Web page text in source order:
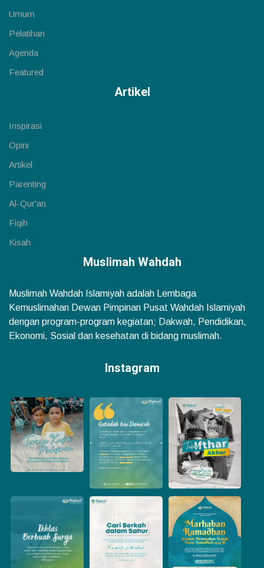
Umum
Pelatihan
Agenda
Featured
Artikel
Inspirasi
Opini
Artikel
Parenting
Al-Qur'an
Fiqih
Kisah
Muslimah Wahdah
Muslimah Wahdah Islamiyah adalah Lembaga
Kemuslimahan Dewan Pimpinan Pusat Wahdah Islamiyah
dengan program-program kegiatan; Dakwah, Pendidikan,
Ekonomi, Sosial dan kesehatan di bidang muslimah.
Instagram